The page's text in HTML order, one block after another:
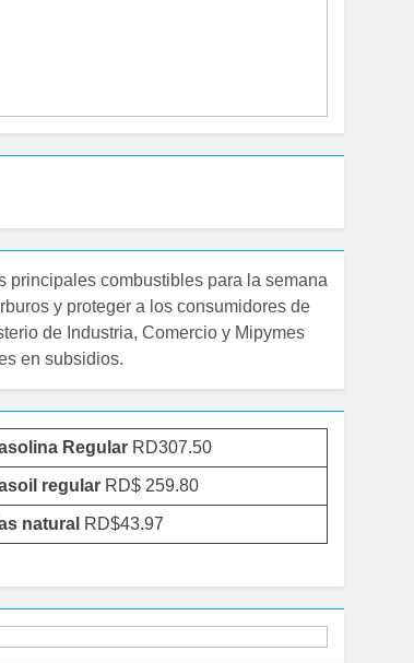
principales combustibles para la semana
y proteger a los consumidores de
de Industria, Comercio y Mipymes
en subsidios.
Regular RD307.50
regular RD$ 259.80
natural RD$43.97